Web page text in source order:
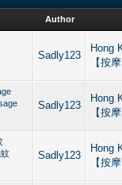
Author
Sadly123
Hong
【按
Sadly123
Hong
【按
Sadly123
Hong
【按